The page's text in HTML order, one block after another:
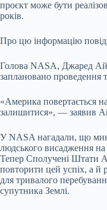
проєкт може бути
років.
Про цю інформацію
Голова NASA, Джаред
заплановано проведення
«Америка повертається
залишитися», — заявив
У NASA нагадали, що
людського висадження
Тепер Сполучені Штати
повторити цей успіх, а й
для тривалого
супутника Землі.